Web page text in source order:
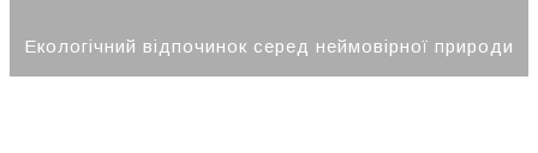
Екологічний відпочинок серед неймовірної природи